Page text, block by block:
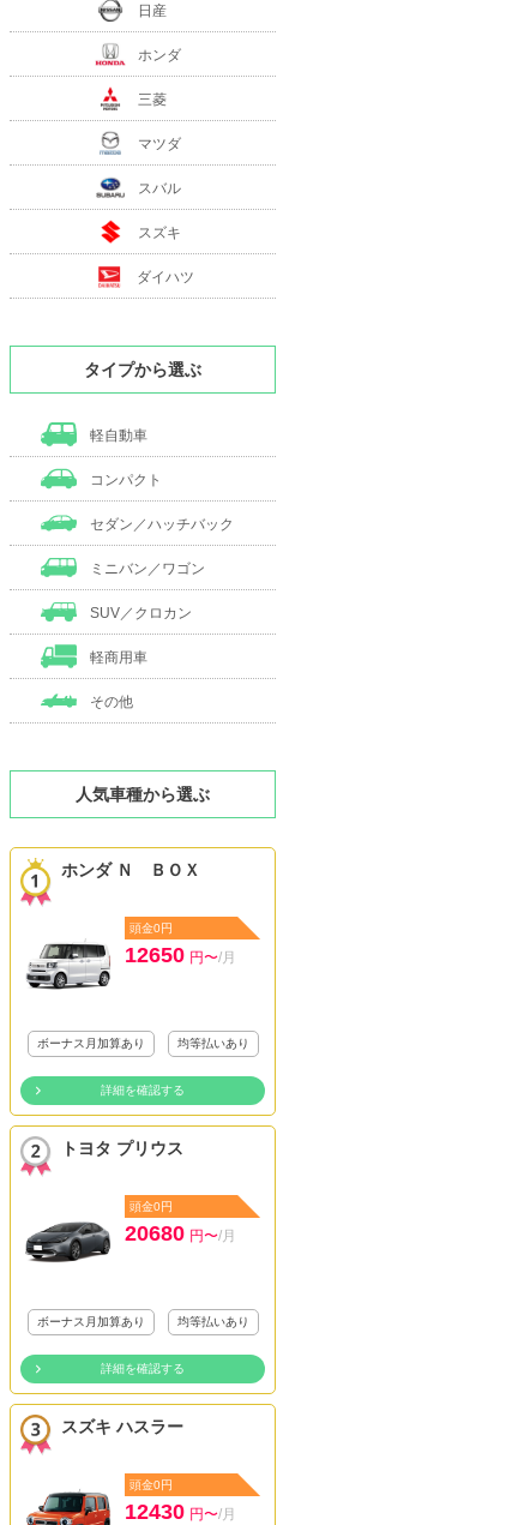
日産
ホンダ
三菱
マツダ
スバル
スズキ
ダイハツ
タイプから選ぶ
軽自動車
コンパクト
セダン／ハッチバック
ミニバン／ワゴン
SUV／クロカン
軽商用車
その他
人気車種から選ぶ
ホンダ Ｎ ＢＯＸ
頭金0円
12650 円〜/月
ボーナス月加算あり 均等払いあり
詳細を確認する
トヨタ プリウス
頭金0円
20680 円〜/月
ボーナス月加算あり 均等払いあり
詳細を確認する
スズキ ハスラー
頭金0円
12430 円〜/月